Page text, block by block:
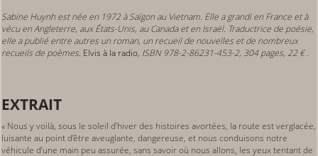
Sabine Huynh est née en 1972 à Saïgon au Vietnam. Elle a grandi en France et à
vécu en Angleterre, aux États-Unis, au Canada et en Israël. Traductrice de poésie,
elle a publié entre autres un roman, un recueil de nouvelles et de nombreux
recueils de poèmes. Elvis à la radio, ISBN 978-2-86231-453-2, 304 pages, 22 € .
EXTRAIT
« Nous y voilà, sous le soleil d’hiver des histoires avortées, la route est verglacée,
luisante au point d’être aveuglante, dangereuse, et nous conduisons notre
véhicule d’une main peu assurée, sans savoir où nous allons, les yeux tentant de